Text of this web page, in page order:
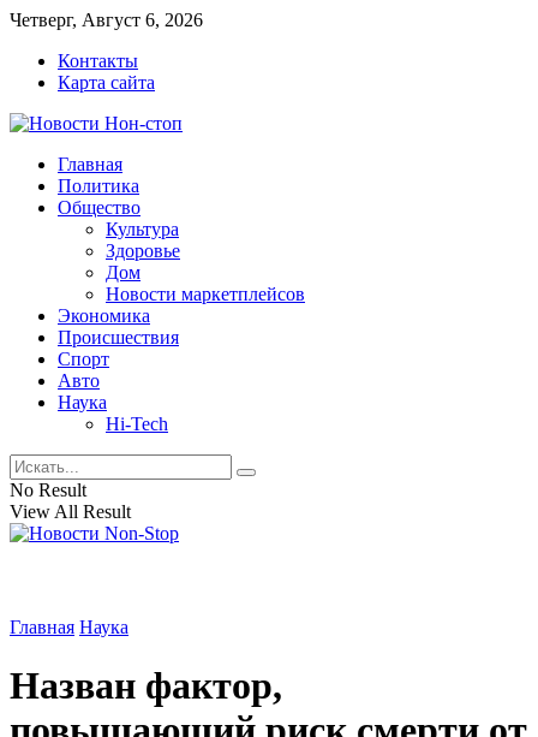
Четверг, Август 6, 2026
Контакты
Карта сайта
Главная
Политика
Общество
Культура
Здоровье
Дом
Новости маркетплейсов
Экономика
Происшествия
Спорт
Авто
Наука
Hi-Tech
No Result
View All Result
Главная Наука
Назван фактор,